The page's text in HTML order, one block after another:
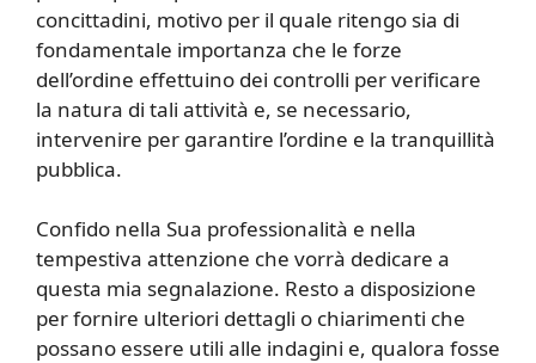
concittadini, motivo per il quale ritengo sia di
fondamentale importanza che le forze
dell’ordine effettuino dei controlli per verificare
la natura di tali attività e, se necessario,
intervenire per garantire l’ordine e la tranquillità
pubblica.
Confido nella Sua professionalità e nella
tempestiva attenzione che vorrà dedicare a
questa mia segnalazione. Resto a disposizione
per fornire ulteriori dettagli o chiarimenti che
possano essere utili alle indagini e, qualora fosse